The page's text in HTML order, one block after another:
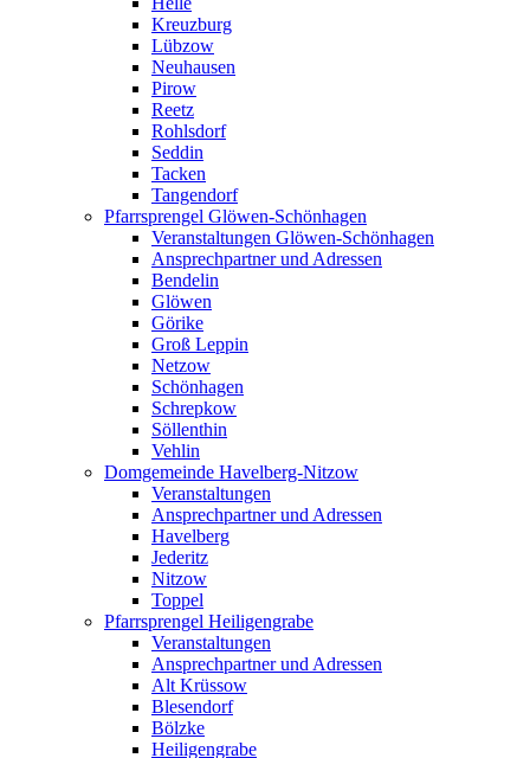
Kreuzburg
Lübzow
Neuhausen
Pirow
Reetz
Rohlsdorf
Seddin
Tacken
Tangendorf
Pfarrsprengel Glöwen-Schönhagen
Veranstaltungen Glöwen-Schönhagen
Ansprechpartner und Adressen
Bendelin
Glöwen
Görike
Groß Leppin
Netzow
Schönhagen
Schrepkow
Söllenthin
Vehlin
Domgemeinde Havelberg-Nitzow
Veranstaltungen
Ansprechpartner und Adressen
Havelberg
Jederitz
Nitzow
Toppel
Pfarrsprengel Heiligengrabe
Veranstaltungen
Ansprechpartner und Adressen
Alt Krüssow
Blesendorf
Bölzke
Heiligengrabe